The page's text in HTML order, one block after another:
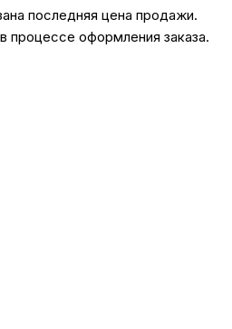
последняя цена продажи.
процессе оформления заказа.